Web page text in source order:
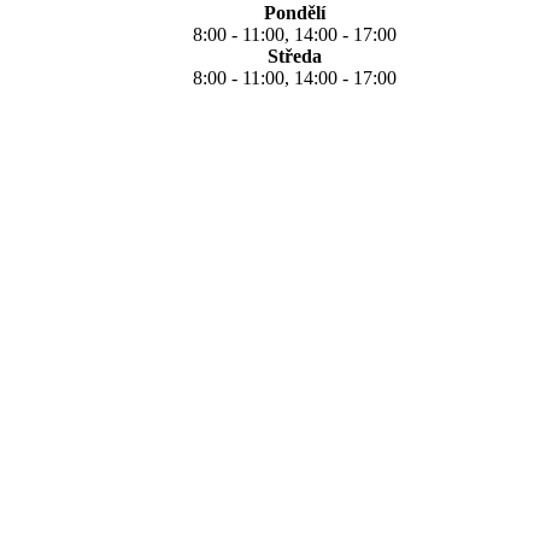
Pondělí
8:00 - 11:00, 14:00 - 17:00
Středa
8:00 - 11:00, 14:00 - 17:00